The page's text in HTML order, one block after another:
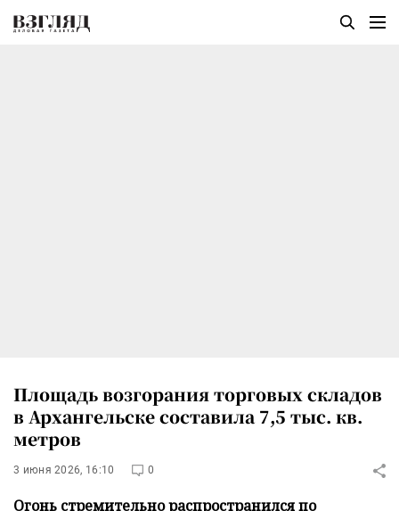
Площадь возгорания торговых складов
в Архангельске составила 7,5 тыс. кв.
метров
3 июня 2026, 16:10 0
Огонь стремительно распространился по